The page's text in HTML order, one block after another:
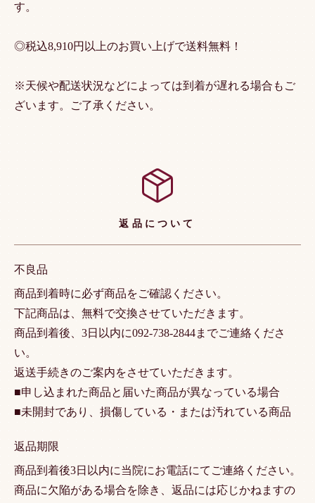
す。
◎税込8,910円以上のお買い上げで送料無料！
※天候や配送状況などによっては到着が遅れる場合もご
ざいます。ご了承ください。
返品について
不良品
商品到着時に必ず商品をご確認ください。
下記商品は、無料で交換させていただきます。
商品到着後、3日以内に092-738-2844までご連絡くださ
い。
返送手続きのご案内をさせていただきます。
■申し込まれた商品と届いた商品が異なっている場合
■未開封であり、損傷している・または汚れている商品
返品期限
商品到着後3日以内に当院にお電話にてご連絡ください。
商品に欠陥がある場合を除き、返品には応じかねますの